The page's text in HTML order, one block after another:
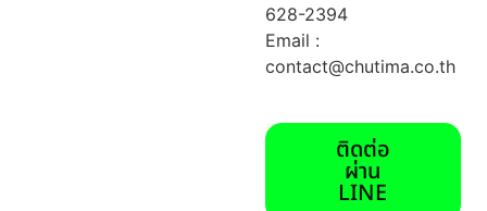
628-2394
Email :
contact@chutima.co.th
ติดต่อ
ผ่าน
LINE